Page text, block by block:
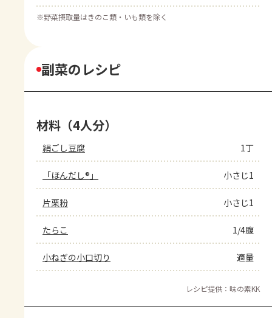
※野菜摂取量はきのこ類・いも類を除く
副菜のレシピ
材料（4人分）
絹ごし豆腐 1丁
「ほんだし®」 小さじ1
片栗粉 小さじ1
たらこ 1/4腹
小ねぎの小口切り 適量
レシピ提供：味の素KK